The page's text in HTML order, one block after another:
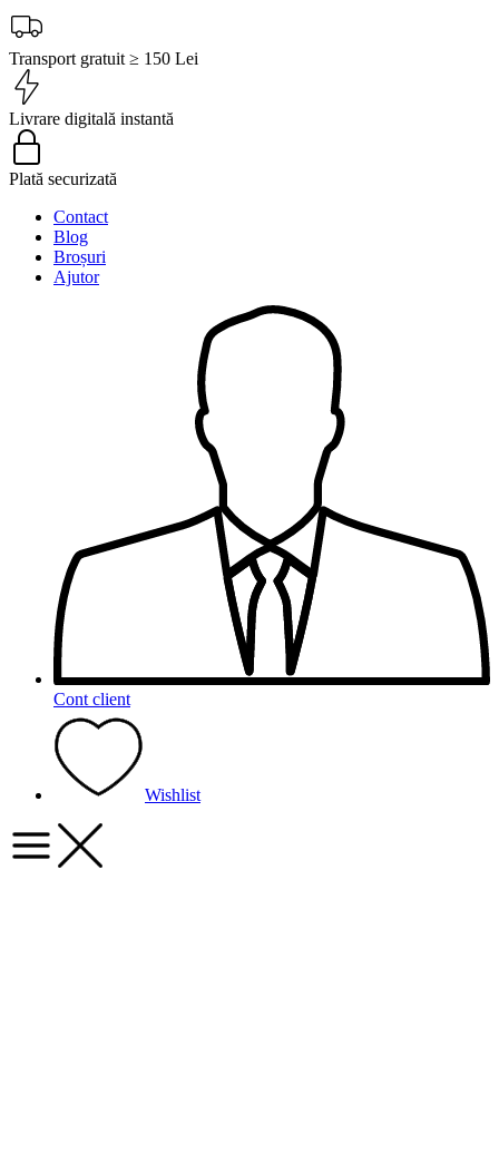
Transport gratuit ≥ 150 Lei
Livrare digitală instantă
Plată securizată
Contact
Blog
Broșuri
Ajutor
Cont client
Wishlist